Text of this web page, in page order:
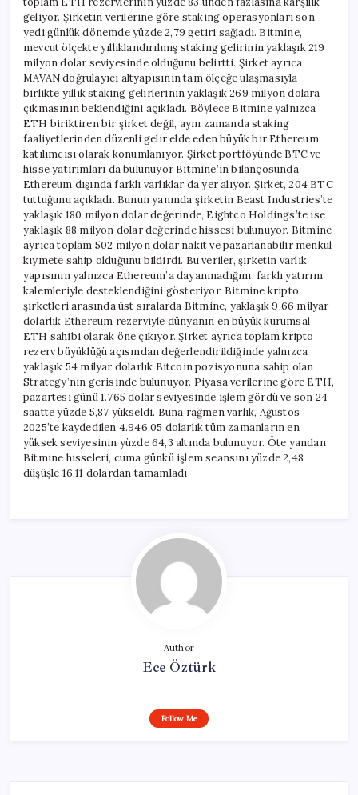
geliyor. Şirketin verilerine göre staking operasyonları son
yedi günlük dönemde yüzde 2,79 getiri sağladı. Bitmine,
mevcut ölçekte yıllıklandırılmış staking gelirinin yaklaşık 219
milyon dolar seviyesinde olduğunu belirtti. Şirket ayrıca
MAVAN doğrulayıcı altyapısının tam ölçeğe ulaşmasıyla
birlikte yıllık staking gelirlerinin yaklaşık 269 milyon dolara
çıkmasının beklendiğini açıkladı. Böylece Bitmine yalnızca
ETH biriktiren bir şirket değil, aynı zamanda staking
faaliyetlerinden düzenli gelir elde eden büyük bir Ethereum
katılımcısı olarak konumlanıyor. Şirket portföyünde BTC ve
hisse yatırımları da bulunuyor Bitmine’in bilançosunda
Ethereum dışında farklı varlıklar da yer alıyor. Şirket, 204 BTC
tuttuğunu açıkladı. Bunun yanında şirketin Beast Industries’te
yaklaşık 180 milyon dolar değerinde, Eightco Holdings’te ise
yaklaşık 88 milyon dolar değerinde hissesi bulunuyor. Bitmine
ayrıca toplam 502 milyon dolar nakit ve pazarlanabilir menkul
kıymete sahip olduğunu bildirdi. Bu veriler, şirketin varlık
yapısının yalnızca Ethereum’a dayanmadığını, farklı yatırım
kalemleriyle desteklendiğini gösteriyor. Bitmine kripto
şirketleri arasında üst sıralarda Bitmine, yaklaşık 9,66 milyar
dolarlık Ethereum rezerviyle dünyanın en büyük kurumsal
ETH sahibi olarak öne çıkıyor. Şirket ayrıca toplam kripto
rezerv büyüklüğü açısından değerlendirildiğinde yalnızca
yaklaşık 54 milyar dolarlık Bitcoin pozisyonuna sahip olan
Strategy’nin gerisinde bulunuyor. Piyasa verilerine göre ETH,
pazartesi günü 1.765 dolar seviyesinde işlem gördü ve son 24
saatte yüzde 5,87 yükseldi. Buna rağmen varlık, Ağustos
2025’te kaydedilen 4.946,05 dolarlık tüm zamanların en
yüksek seviyesinin yüzde 64,3 altında bulunuyor. Öte yandan
Bitmine hisseleri, cuma günkü işlem seansını yüzde 2,48
düşüşle 16,11 dolardan tamamladı
Author
Ece Öztürk
Follow Me